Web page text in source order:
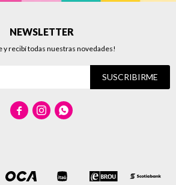
NEWSLETTER
y recibí todas nuestras novedades!
SUSCRIBIRME
  